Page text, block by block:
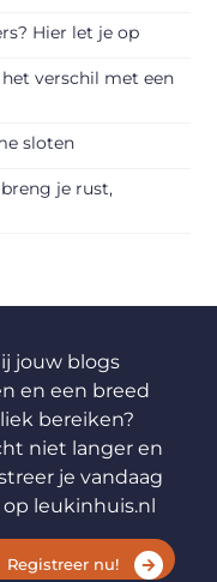
Hier let je op
verschil met een
sloten
je rust,
jouw blogs
en een breed
bereiken?
niet langer en
je vandaag
leukinhuis.nl
Registreer nu!